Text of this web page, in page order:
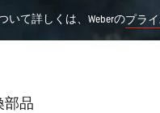
て詳しくは、Weberのプラ
部品